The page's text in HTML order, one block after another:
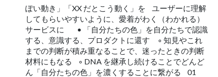
ぽい動き」「XX だとこう動く」を ユーザーに理解
してもらいやすいように、愛着がわく（わかれる）
サービスに • 「自分たちの色」を自分たちで認識
する、意識する、プロダクトに還す ◦ 知見やこれ
までの判断が積み重なることで、迷ったときの判断
材料にもなる ◦ DNA を継承し続けることでどんど
ん「自分たちの色」を濃くすることに繋がる 01